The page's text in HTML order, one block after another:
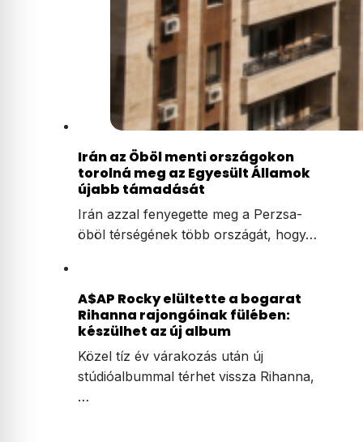
Irán azzal fenyegette meg a Perzsa-
öböl térségének több országát, hogy…
A$AP Rocky elültette a bogarat